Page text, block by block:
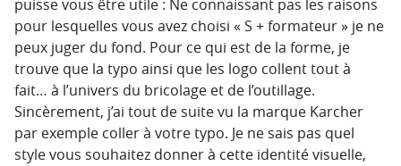
puisse vous être utile : Ne connaissant pas les raisons
pour lesquelles vous avez choisi « S + formateur » je ne
peux juger du fond. Pour ce qui est de la forme, je
trouve que la typo ainsi que les logo collent tout à
fait… à l’univers du bricolage et de l’outillage.
Sincèrement, j’ai tout de suite vu la marque Karcher
par exemple coller à votre typo. Je ne sais pas quel
style vous souhaitez donner à cette identité visuelle,